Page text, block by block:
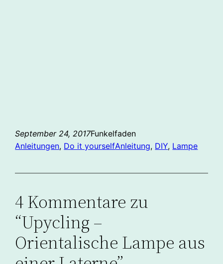
September 24, 2017Funkelfaden
Anleitungen, Do it yourselfAnleitung, DIY, Lampe
4 Kommentare zu
“Upycling –
Orientalische Lampe aus